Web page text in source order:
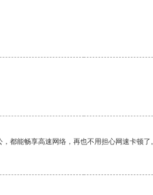
都能畅享高速网络，再也不用担心网速卡顿了。